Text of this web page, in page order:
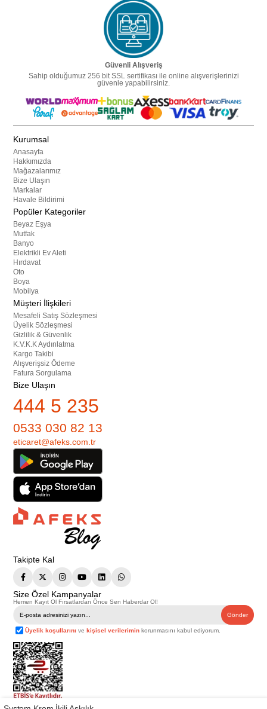
Güvenli Alışveriş
Sahip olduğumuz 256 bit SSL sertifikası ile online alışverişlerinizi
güvenle yapabilirsiniz.
Kurumsal
Anasayfa
Hakkımızda
Mağazalarımız
Bize Ulaşın
Markalar
Havale Bildirimi
Popüler Kategoriler
Beyaz Eşya
Mutfak
Banyo
Elektrikli Ev Aleti
Hırdavat
Oto
Boya
Mobilya
Müşteri İlişkileri
Mesafeli Satış Sözleşmesi
Üyelik Sözleşmesi
Gizlilik & Güvenlik
K.V.K.K Aydınlatma
Kargo Takibi
Alışverişsiz Ödeme
Fatura Sorgulama
Bize Ulaşın
444 5 235
0533 030 82 13
eticaret@afeks.com.tr
Takipte Kal
Size Özel Kampanyalar
Hemen Kayıt Ol Fırsatlardan Önce Sen Haberdar Ol!
Gönder
Üyelik koşullarını vekişisel verilerimin korunmasını kabul ediyorum.